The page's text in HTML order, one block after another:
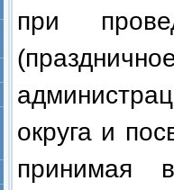
при
округа и
принимая